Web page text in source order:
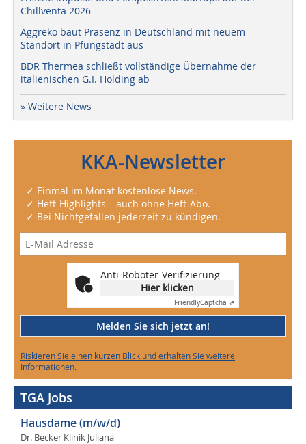
Chillventa 2026
Aggreko baut Präsenz in Deutschland mit neuem
Standort in Pfungstadt aus
BDR Thermea schließt vollständige Übernahme der
italienischen G.I. Holding ab
» Weitere News
KKA-Newsletter
✓ Einmal im Monat kostenlose News.
✓ Heft-Highlights – auch ohne Heft-Abo.
✓ Bei Nichtgefallen jederzeit zu kündigen.
Anti-Roboter-Verifizierung
Hier klicken
FriendlyCaptcha ⇗
Melden Sie sich jetzt an!
Riskieren Sie einen kurzen Blick und erhalten Sie weitere
Informationen.
TGA Jobs
Hausdame (m/w/d)
Dr. Becker Klinik Juliana